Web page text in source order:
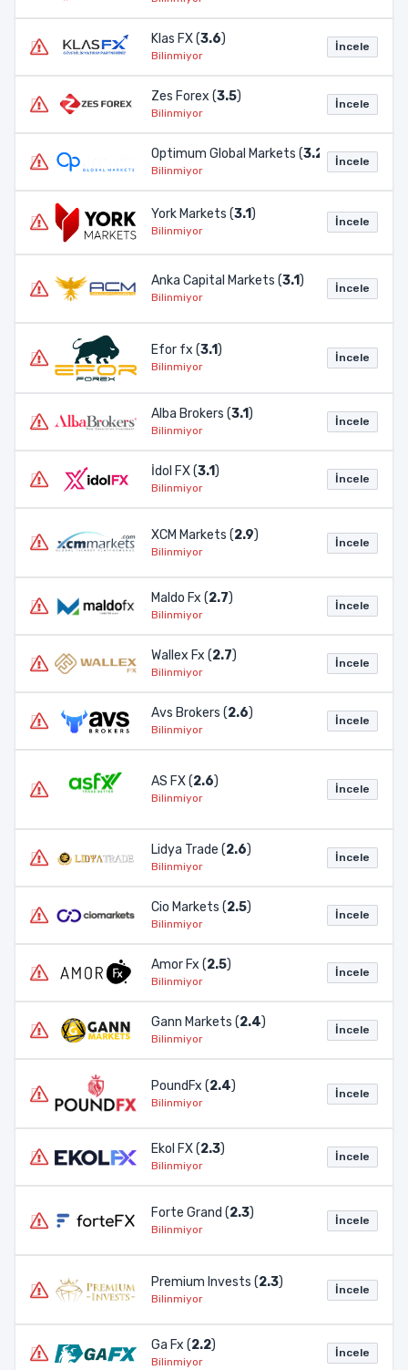
Klas FX (3.6)
Bilinmiyor
İncele
Zes Forex (3.5)
Bilinmiyor
İncele
Optimum Global Markets (3.2 )
Bilinmiyor
İncele
York Markets (3.1)
Bilinmiyor
İncele
Anka Capital Markets (3.1)
Bilinmiyor
İncele
Efor fx (3.1)
Bilinmiyor
İncele
Alba Brokers (3.1)
Bilinmiyor
İncele
İdol FX (3.1)
Bilinmiyor
İncele
XCM Markets (2.9)
Bilinmiyor
İncele
Maldo Fx (2.7)
Bilinmiyor
İncele
Wallex Fx (2.7)
Bilinmiyor
İncele
Avs Brokers (2.6)
Bilinmiyor
İncele
AS FX (2.6)
Bilinmiyor
İncele
Lidya Trade (2.6)
Bilinmiyor
İncele
Cio Markets (2.5)
Bilinmiyor
İncele
Amor Fx (2.5)
Bilinmiyor
İncele
Gann Markets (2.4)
Bilinmiyor
İncele
PoundFx (2.4)
Bilinmiyor
İncele
Ekol FX (2.3)
Bilinmiyor
İncele
Forte Grand (2.3)
Bilinmiyor
İncele
Premium Invests (2.3)
Bilinmiyor
İncele
Ga Fx (2.2)
Bilinmiyor
İncele